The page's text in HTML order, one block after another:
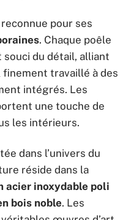
reconnue pour ses
. Chaque poêle
souci du détail, alliant
travaillé à des
intégrés. Les
une touche de
les intérieurs.
dans l’univers du
réside dans la
acier inoxydable poli
bois noble. Les